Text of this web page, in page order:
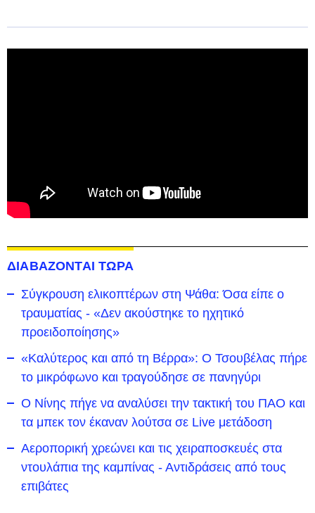
ΔΙΑΒΑΖΟΝΤΑΙ ΤΩΡΑ
Σύγκρουση ελικοπτέρων στη Ψάθα: Όσα είπε ο
τραυματίας - «Δεν ακούστηκε το ηχητικό
προειδοποίησης»
«Καλύτερος και από τη Βέρρα»: Ο Τσουβέλας πήρε
το μικρόφωνο και τραγούδησε σε πανηγύρι
Ο Νίνης πήγε να αναλύσει την τακτική του ΠΑΟ και
τα μπεκ τον έκαναν λούτσα σε Live μετάδοση
Αεροπορική χρεώνει και τις χειραποσκευές στα
ντουλάπια της καμπίνας - Αντιδράσεις από τους
επιβάτες